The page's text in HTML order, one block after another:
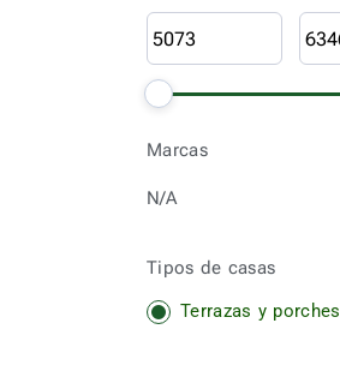
Marcas
N/A
Tipos de casas
Terrazas y porches